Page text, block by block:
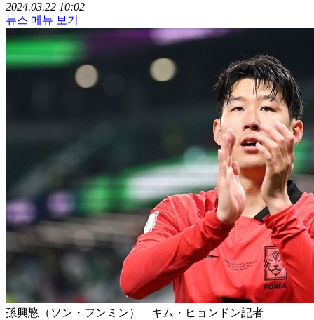
2024.03.22 10:02
뉴스 메뉴 보기
孫興慜（ソン・フンミン） キム・ヒョンドン記者